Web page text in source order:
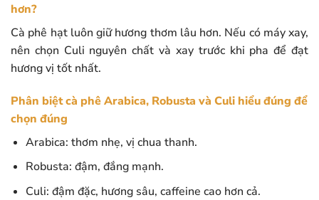
hơn?
Cà phê hạt luôn giữ hương thơm lâu hơn. Nếu có máy xay,
nên chọn Culi nguyên chất và xay trước khi pha để đạt
hương vị tốt nhất.
Phân biệt cà phê Arabica, Robusta và Culi hiểu đúng để
chọn đúng
Arabica: thơm nhẹ, vị chua thanh.
Robusta: đậm, đắng mạnh.
Culi: đậm đặc, hương sâu, caffeine cao hơn cả.